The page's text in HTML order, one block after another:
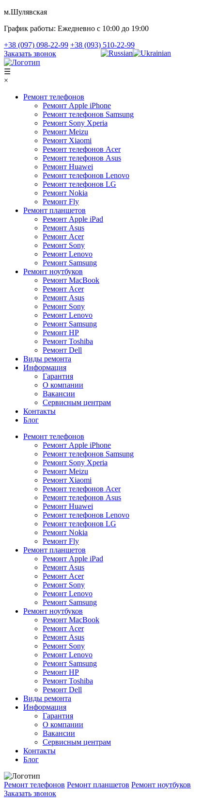
м.Шулявская
График работы: Ежедневно с 10:00 до 19:00
+38 (097) 098-22-99 +38 (093) 510-22-99
Заказать звонок
☰
×
Ремонт телефонов
Ремонт Apple iPhone
Ремонт телефонов Samsung
Ремонт Sony Xperia
Ремонт Meizu
Ремонт Xiaomi
Ремонт телефонов Acer
Ремонт телефонов Asus
Ремонт Huawei
Ремонт телефонов Lenovo
Ремонт телефонов LG
Ремонт Nokia
Ремонт Fly
Ремонт планшетов
Ремонт Apple iPad
Ремонт Asus
Ремонт Acer
Ремонт Sony
Ремонт Lenovo
Ремонт Samsung
Ремонт ноутбуков
Ремонт MacBook
Ремонт Acer
Ремонт Asus
Ремонт Sony
Ремонт Lenovo
Ремонт Samsung
Ремонт HP
Ремонт Toshiba
Ремонт Dell
Виды ремонта
Информация
Гарантия
О компании
Вакансии
Сервисным центрам
Контакты
Блог
Ремонт телефонов
Ремонт Apple iPhone
Ремонт телефонов Samsung
Ремонт Sony Xperia
Ремонт Meizu
Ремонт Xiaomi
Ремонт телефонов Acer
Ремонт телефонов Asus
Ремонт Huawei
Ремонт телефонов Lenovo
Ремонт телефонов LG
Ремонт Nokia
Ремонт Fly
Ремонт планшетов
Ремонт Apple iPad
Ремонт Asus
Ремонт Acer
Ремонт Sony
Ремонт Lenovo
Ремонт Samsung
Ремонт ноутбуков
Ремонт MacBook
Ремонт Acer
Ремонт Asus
Ремонт Sony
Ремонт Lenovo
Ремонт Samsung
Ремонт HP
Ремонт Toshiba
Ремонт Dell
Виды ремонта
Информация
Гарантия
О компании
Вакансии
Сервисным центрам
Контакты
Блог
Ремонт телефонов Ремонт планшетов Ремонт ноутбуков
Заказать звонок